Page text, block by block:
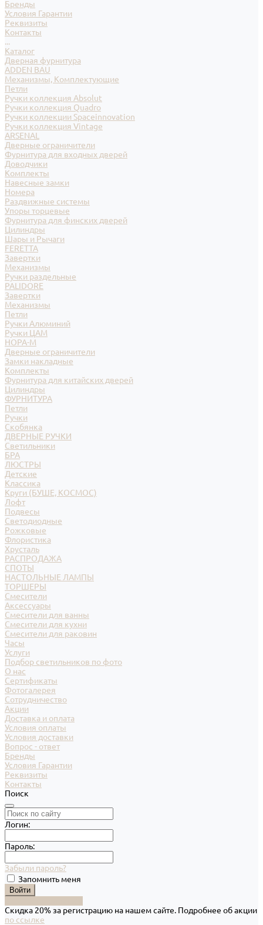
Бренды
Условия Гарантии
Реквизиты
Контакты
...
Каталог
Дверная фурнитура
ADDEN BAU
Механизмы, Комплектующие
Петли
Ручки коллекция Absolut
Ручки коллекция Quadro
Ручки коллекции Spaceinnovation
Ручки коллекция Vintage
ARSENAL
Дверные ограничители
Фурнитура для входных дверей
Доводчики
Комплекты
Навесные замки
Номера
Раздвижные системы
Упоры торцевые
Фурнитура для финских дверей
Цилиндры
Шары и Рычаги
FERETTA
Завертки
Механизмы
Ручки раздельные
PALIDORE
Завертки
Механизмы
Петли
Ручки Алюминий
Ручки ЦАМ
НОРА-М
Дверные ограничители
Замки накладные
Комплекты
Фурнитура для китайских дверей
Цилиндры
ФУРНИТУРА
Петли
Ручки
Скобянка
ДВЕРНЫЕ РУЧКИ
Светильники
БРА
ЛЮСТРЫ
Детские
Классика
Круги (БУШЕ, КОСМОС)
Лофт
Подвесы
Светодиодные
Рожковые
Флористика
Хрусталь
РАСПРОДАЖА
СПОТЫ
НАСТОЛЬНЫЕ ЛАМПЫ
ТОРШЕРЫ
Смесители
Аксессуары
Смесители для ванны
Смесители для кухни
Смесители для раковин
Часы
Услуги
Подбор светильников по фото
О нас
Сертификаты
Фотогалерея
Сотрудничество
Акции
Доставка и оплата
Условия оплаты
Условия доставки
Вопрос - ответ
Бренды
Условия Гарантии
Реквизиты
Контакты
Поиск
Логин:
Пароль:
Забыли пароль?
Запомнить меня
Скидка 20% за регистрацию на нашем сайте. Подробнее об акции
по ссылке